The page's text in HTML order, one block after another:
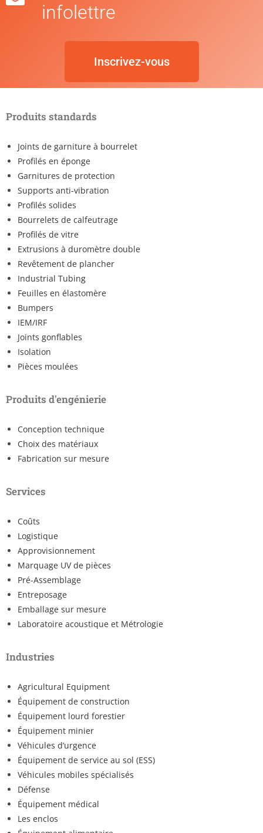
infolettre
Inscrivez-vous
Produits standards
Joints de garniture à bourrelet
Profilés en éponge
Garnitures de protection
Supports anti-vibration
Profilés solides
Bourrelets de calfeutrage
Profilés de vitre
Extrusions à duromètre double
Revêtement de plancher
Industrial Tubing
Feuilles en élastomère
Bumpers
IEM/IRF
Joints gonflables
Isolation
Pièces moulées
Produits d'engénierie
Conception technique
Choix des matériaux
Fabrication sur mesure
Services
Coûts
Logistique
Approvisionnement
Marquage UV de pièces
Pré-Assemblage
Entreposage
Emballage sur mesure
Laboratoire acoustique et Métrologie
Industries
Agricultural Equipment
Équipement de construction
Équipement lourd forestier
Équipement minier
Véhicules d’urgence
Équipement de service au sol (ESS)
Véhicules mobiles spécialisés
Défense
Équipement médical
Les enclos